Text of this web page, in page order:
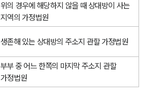
위의 경우에 해당하지 않을 때 상대방이 사는
지역의 가정법원
생존해 있는 상대방의 주소지 관할 가정법원
부부 중 어느 한쪽의 마지막 주소지 관할
가정법원